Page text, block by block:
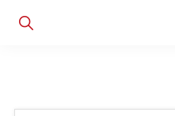
Show
Search